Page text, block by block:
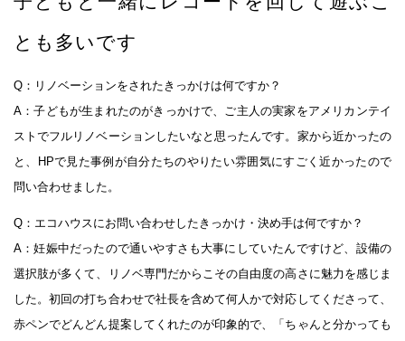
とも多いです
Q：リノベーションをされたきっかけは何ですか？
A：子どもが生まれたのがきっかけで、ご主人の実家をアメリカンテイ
ストでフルリノベーションしたいなと思ったんです。家から近かったの
と、HPで見た事例が自分たちのやりたい雰囲気にすごく近かったので
問い合わせました。
Q：エコハウスにお問い合わせしたきっかけ・決め手は何ですか？
A：妊娠中だったので通いやすさも大事にしていたんですけど、設備の
選択肢が多くて、リノベ専門だからこその自由度の高さに魅力を感じま
した。初回の打ち合わせで社長を含めて何人かで対応してくださって、
赤ペンでどんどん提案してくれたのが印象的で、「ちゃんと分かっても